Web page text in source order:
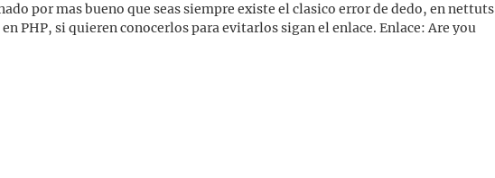
por mas bueno que seas siempre existe el clasico error de dedo, en nettuts
PHP, si quieren conocerlos para evitarlos sigan el enlace. Enlace: Are you